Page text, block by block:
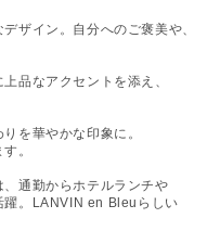
ザイン。自分へのご褒美や、
品なアクセントを添え、
を華やかな印象に。
。
通勤からホテルランチや
躍。LANVIN en Bleuらしい